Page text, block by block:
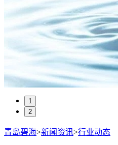
1
2
青岛碧海>新闻资讯>行业动态